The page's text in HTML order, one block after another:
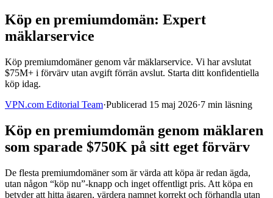
Köp en premiumdomän: Expert
mäklarservice
Köp premiumdomäner genom vår mäklarservice. Vi har avslutat
$75M+ i förvärv utan avgift förrän avslut. Starta ditt konfidentiella
köp idag.
VPN.com Editorial Team·Publicerad 15 maj 2026·7 min läsning
Köp en premiumdomän genom mäklaren
som sparade $750K på sitt eget förvärv
De flesta premiumdomäner som är värda att köpa är redan ägda,
utan någon “köp nu”-knapp och inget offentligt pris. Att köpa en
betyder att hitta ägaren, värdera namnet korrekt och förhandla utan